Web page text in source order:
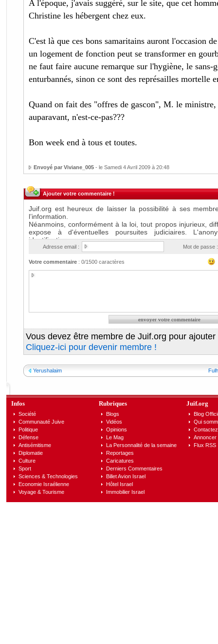
A l'époque, j'avais suggéré, sur le site, que cet
Christine les hébergent chez eux.
C'est là que ces bons samaritains auront l'occasion
un logement de fonction peut se transformer en
ne faut faire aucune remarque sur l'hygiène, le sans-
enturbannés, sinon ce sont des représailles mortelle
Quand on fait des "offres de gascon", M. le ministre,
auparavant, n'est-ce-pas???
Bon week end à tous et toutes.
Envoyé par Viviane_005- le Samedi 4 Avril 2009 à 20:48
Ajouter votre commentaire !
Adresse email : Mot de passe :
Votre commentaire: 0/1500 caractères
Vous devez être membre de Juif.org pour
Cliquez-ici pour devenir membre !
Yerushalaim
Infos
Société
Communauté Juive
Politique
Défense
Antisémitisme
Diplomatie
Culture
Sport
Sciences & Technologies
Economie Israélienne
Voyage & Tourisme
Rubriques
Blogs
Vidéos
Opinions
Le Mag
La Personnalité de la semaine
Reportages
Caricatures
Derniers Commentaires
Billet Avion Israel
Hôtel Israel
Immobilier Israel
Juif.org
Blog
Qui
Annoncer
Flux RSS